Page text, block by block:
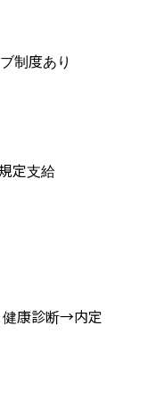
制度あり
定支給
康診断→内定